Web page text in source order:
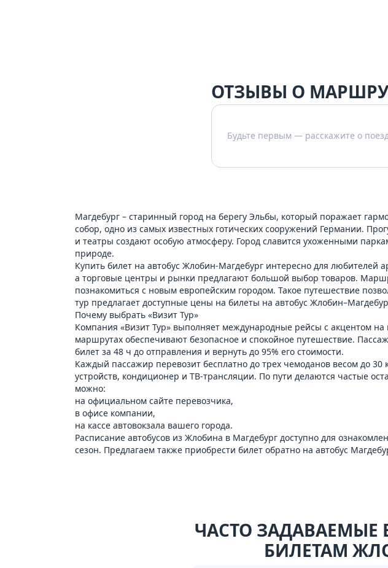
ОТЗЫВЫ О
Будьте первым — расскажите о
Магдебург – старинный город на берегу Эльбы, который поражает
собор, одно из самых известных готических сооружений Германии.
и театры создают особую атмосферу. Город славится ухоженными
природе.
Купить билет на автобус Жлобин-Магдебург интересно для любителей
а торговые центры и рынки предлагают большой выбор товаров.
познакомиться с новым европейским городом. Такое путешествие
тур предлагает доступные цены на билеты на автобус
Почему выбрать «Визит Тур»
Компания «Визит Тур» выполняет международные рейсы с акцентом
маршрутах обеспечивают безопасное и спокойное путешествие.
билет за 48 ч до отправления и вернуть до 95% его стоимости.
Каждый пассажир перевозит бесплатно до трех чемоданов весом до
устройств, кондиционер и ТВ-трансляции. По пути делаются частые
можно:
на официальном сайте перевозчика,
в офисе компании,
на кассе автовокзала вашего города.
Расписание автобусов из Жлобина в Магдебург доступно для
сезон. Предлагаем также приобрести билет обратно на автобус
ЧАСТО
БИЛЕТАМ